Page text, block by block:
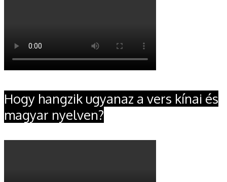
Hogy hangzik ugyanaz a vers kínai és
magyar nyelven?